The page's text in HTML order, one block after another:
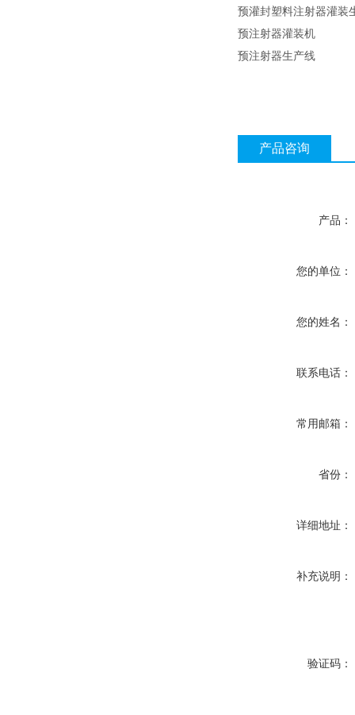
预灌封塑料注射器灌装
预注射器灌装机
预注射器生产线
产品咨询
产品：
您的单位：
您的姓名：
联系电话：
常用邮箱：
省份：
详细地址：
补充说明：
验证码：